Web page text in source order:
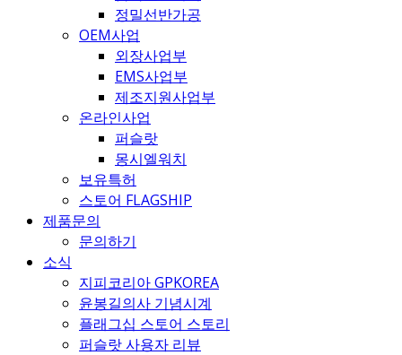
정밀선반가공
OEM사업
외장사업부
EMS사업부
제조지원사업부
온라인사업
퍼슬랏
몽시엘워치
보유특허
스토어 FLAGSHIP
제품문의
문의하기
소식
지피코리아 GPKOREA
윤봉길의사 기념시계
플래그십 스토어 스토리
퍼슬랏 사용자 리뷰